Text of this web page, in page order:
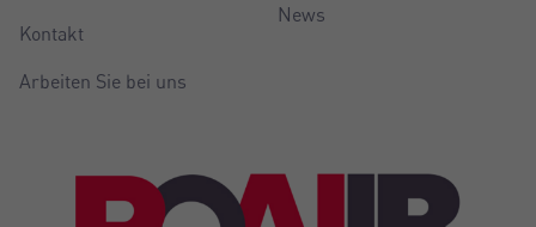
Kontakt
Arbeiten Sie bei uns
News